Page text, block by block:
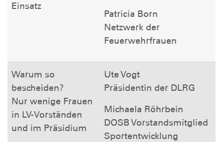
Einsatz
Patricia Born
Netzwerk der
Feuerwehrfrauen
Warum so
bescheiden?
Nur wenige Frauen
in LV-Vorständen
und im Präsidium
Ute Vogt
Präsidentin der DLRG
Michaela Röhrbein
DOSB Vorstandsmitglied
Sportentwicklung